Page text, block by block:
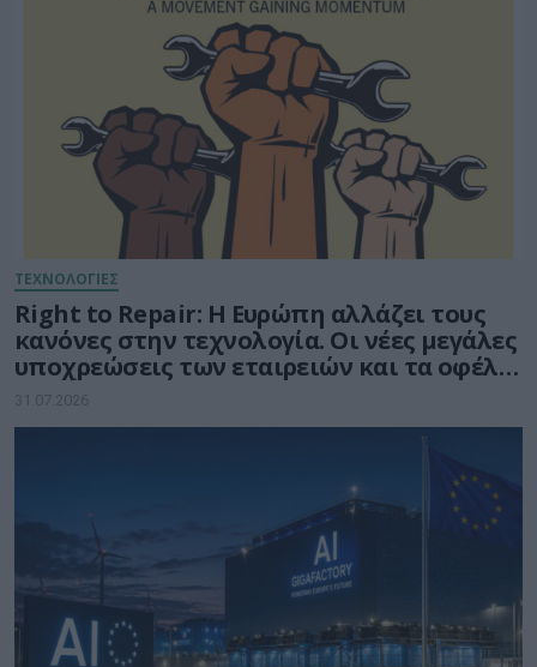
ΤΕΧΝΟΛΟΓΙΕΣ
Right to Repair: Η Ευρώπη αλλάζει τους
κανόνες στην τεχνολογία. Οι νέες μεγάλες
υποχρεώσεις των εταιρειών και τα οφέλη
για τους καταναλωτές
31.07.2026